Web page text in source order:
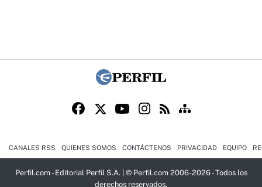
CANALES RSS QUIENES SOMOS CONTÁCTENOS PRIVACIDAD EQUIPO
Perfil.com - Editorial Perfil S.A. | © Perfil.com 2006-2026 - Todos los
derechos reservados.